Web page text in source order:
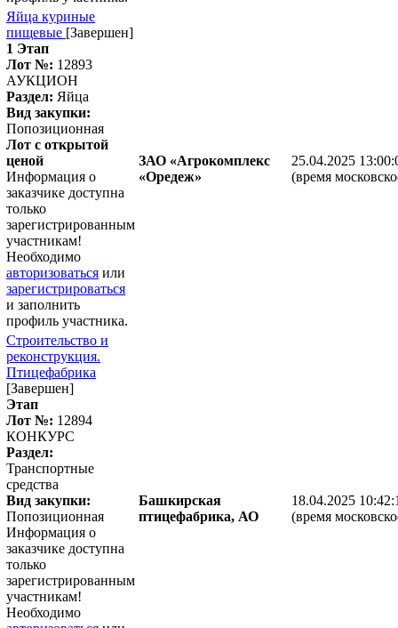
Яйца куриные
пищевые [Завершен]
1 Этап
Лот №: 12893
АУКЦИОН
Раздел: Яйца
Вид закупки:
Попозиционная
Лот с открытой
ценой
Информация о
заказчике доступна
только
зарегистрированным
участникам!
Необходимо
авторизоваться или
зарегистрироваться
и заполнить
профиль участника.
ЗАО «Агрокомплекс
«Оредеж»
25.04.2025
(время
Строительство и
реконструкция.
Птицефабрика
[Завершен]
Этап
Лот №: 12894
КОНКУРС
Раздел:
Транспортные
средства
Вид закупки:
Попозиционная
Информация о
заказчике доступна
только
зарегистрированным
участникам!
Необходимо
Башкирская
птицефабрика, АО
18.04.2025
(время